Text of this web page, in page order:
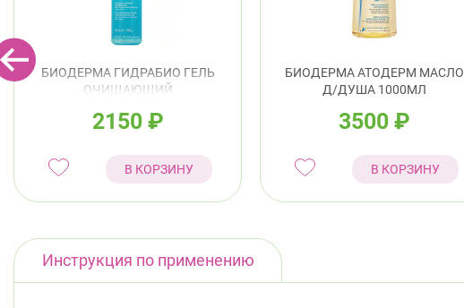
БИОДЕРМА ГИДРАБИО ГЕЛЬ
ОЧИЩАЮЩИЙ
2150 ₽
В КОРЗИНУ
БИОДЕРМА АТОДЕРМ МАСЛО
Д/ДУША 1000МЛ
3500 ₽
В КОРЗИНУ
Инструкция по применению